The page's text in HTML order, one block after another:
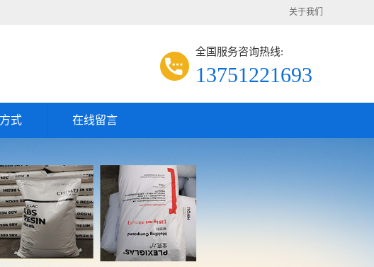
关于我们
全国服务咨询热线:
13751221693
式 在线留言